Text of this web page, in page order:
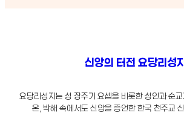
신앙의 터전 요당리성
요당리성지는 성 장주기 요셉을 비롯한 성인과 순
온, 박해 속에서도 신앙을 증언한 한국 천주교